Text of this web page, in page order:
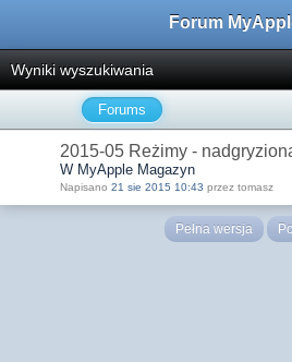
Forum
Wyniki wyszukiwania
Forums
2015-05 Reżimy -
W MyApple Magazyn
Napisano 21 sie 2015 10:43 przez tomasz
Pełna wersja